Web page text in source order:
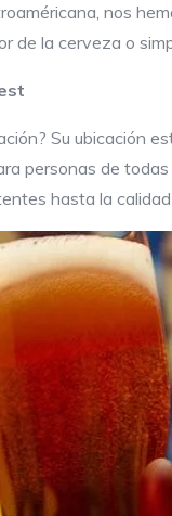
nos
la cerveza o
Su ubicación
personas de
hasta la